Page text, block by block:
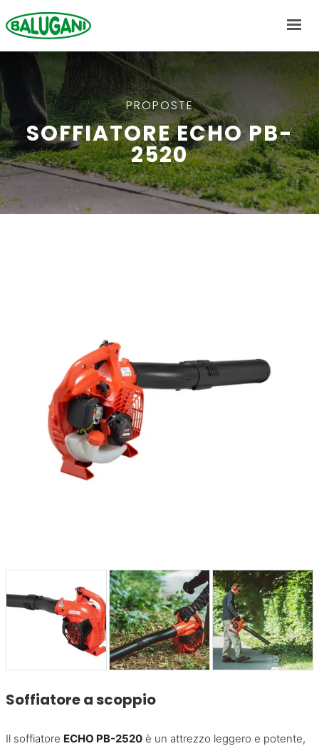
CHI SIAMO
PROPOSTE
NEWS
MARCHI
PROPOSTE
SOFFIATORE ECHO PB-
2520
Soffiatore a scoppio
Il soffiatore ECHO PB-2520è un attrezzo leggero e potente,